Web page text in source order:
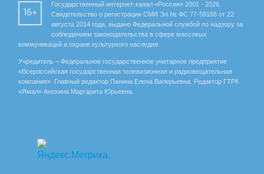
16+
Государственный интернет-канал «Россия» 2001 - 2026.
Свидетельство о регистрации СМИ Эл № ФС 77-59166 от 22
августа 2014 года, выдано Федеральной службой по надзору за
соблюдением законодательства в сфере массовых
коммуникаций и охране культурного наследия.
Учредитель – Федеральное государственное унитарное предприятие
«Всероссийская государственная телевизионная и радиовещательная
компания». Главный редактор Панина Елена Валерьевна. Редактор ГТРК
«Ямал» Анохина Маргарита Юрьевна.